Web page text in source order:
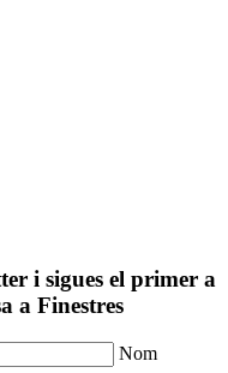
i sigues el primer a
a Finestres
Nom